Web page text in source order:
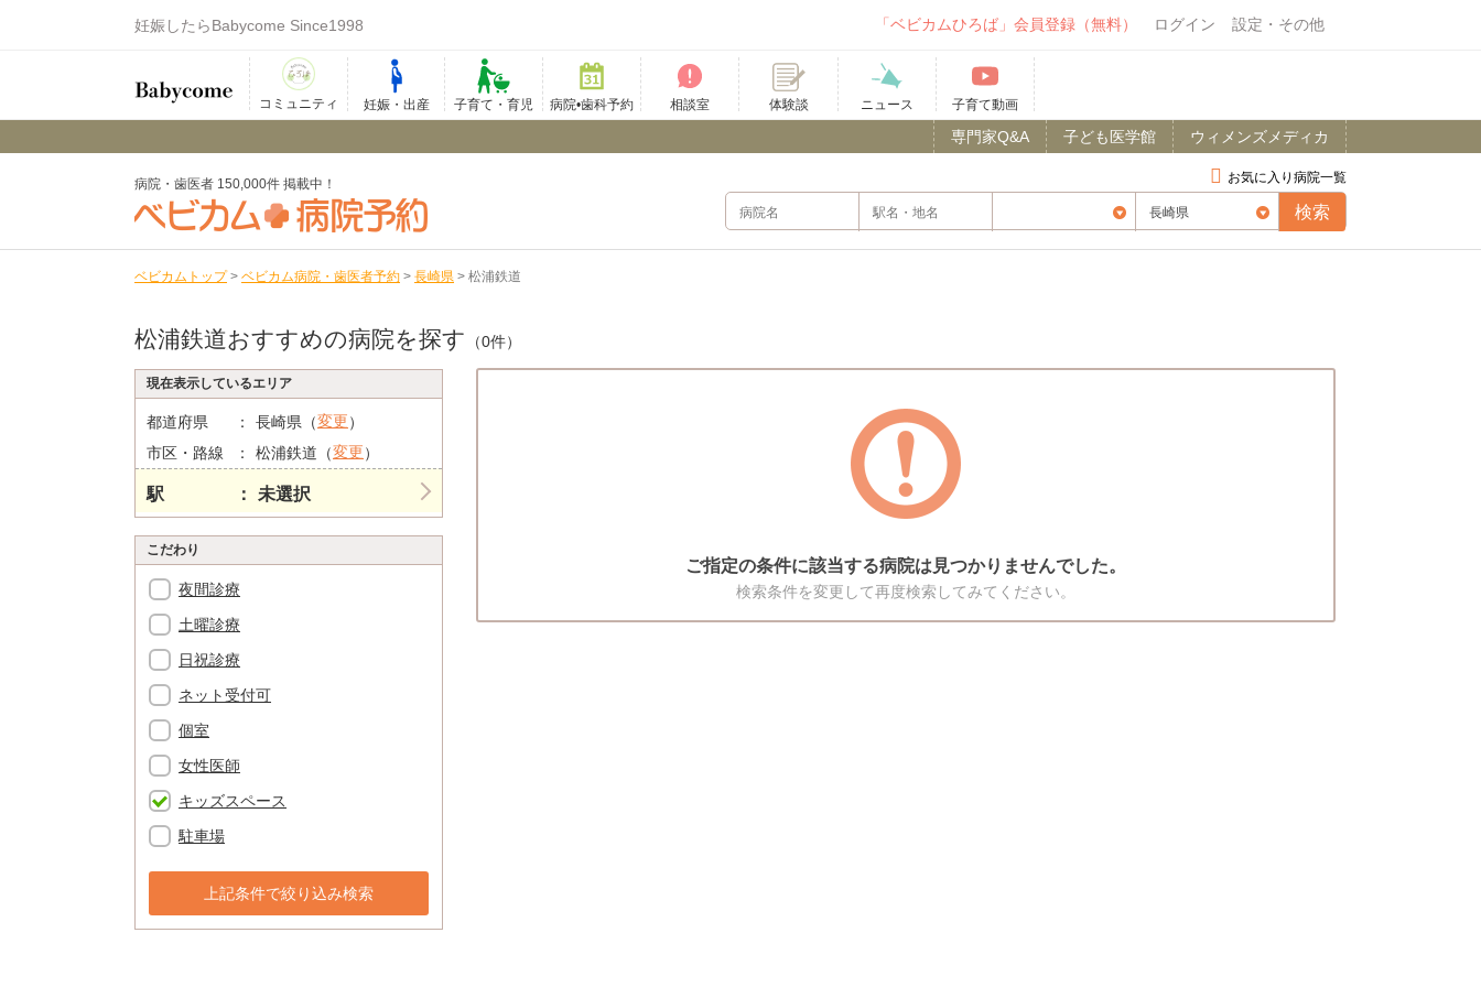
妊娠したらBabycome Since1998 「ベビカムひろば」会員登録（無料） ログイン 設定・その他
コミュニティ 妊娠・出産 子育て・育児 病院•歯科予約 相談室 体験談 ニュース 子育て動画
ウィメンズメディカ
子ども医学館
専門家Q&A
お気に入り病院一覧
病院・歯医者 150,000件 掲載中！
ベビカムトップ > ベビカム病院・歯医者予約 > 長崎県 > 松浦鉄道
松浦鉄道おすすめの病院を探す （0件）
現在表示しているエリア
都道府県 長崎県（変更）
市区・路線
松浦鉄道（変更）
駅 未選択
こだわり
夜間診療
土曜診療
日祝診療
ネット受付可
個室
女性医師
キッズスペース
駐車場
上記条件で絞り込み検索
ご指定の条件に該当する病院は見つかりませんでした。
検索条件を変更して再度検索してみてください。